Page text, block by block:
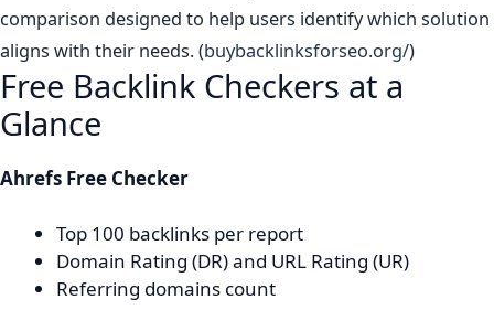
comparison designed to help users identify which solution
aligns with their needs. (buybacklinksforseo.org/)
Free Backlink Checkers at a
Glance
Ahrefs Free Checker
Top 100 backlinks per report
Domain Rating (DR) and URL Rating (UR)
Referring domains count